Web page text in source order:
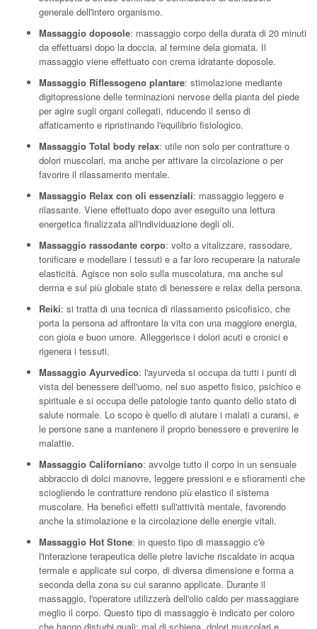
generale dell'intero organismo.
Massaggio doposole: massaggio corpo della durata di 20 minuti
da effettuarsi dopo la doccia, al termine dela giornata. Il
massaggio viene effettuato con crema idratante doposole.
Massaggio Riflessogeno plantare: stimolazione mediante
digitopressione delle terminazioni nervose della pianta del piede
per agire sugli organi collegati, riducendo il senso di
affaticamento e ripristinando l'equilibrio fisiologico.
Massaggio Total body relax: utile non solo per contratture o
dolori muscolari, ma anche per attivare la circolazione o per
favorire il rilassamento mentale.
Massaggio Relax con oli essenziali: massaggio leggero e
rilassante. Viene effettuato dopo aver eseguito una lettura
energetica finalizzata all'individuazione degli oli.
Massaggio rassodante corpo: volto a vitalizzare, rassodare,
tonificare e modellare i tessuti e a far loro recuperare la naturale
elasticità. Agisce non solo sulla muscolatura, ma anche sul
derma e sul più globale stato di benessere e relax della persona.
Reiki: si tratta di una tecnica di rilassamento psicofisico, che
porta la persona ad affrontare la vita con una maggiore energia,
con gioia e buon umore. Alleggerisce i dolori acuti e cronici e
rigenera i tessuti.
Massaggio Ayurvedico: l'ayurveda si occupa da tutti i punti di
vista del benessere dell'uomo, nel suo aspetto fisico, psichico e
spirituale e si occupa delle patologie tanto quanto dello stato di
salute normale. Lo scopo è quello di aiutare i malati a curarsi, e
le persone sane a mantenere il proprio benessere e prevenire le
malattie.
Massaggio Californiano: avvolge tutto il corpo in un sensuale
abbraccio di dolci manovre, leggere pressioni e e sfioramenti che
sciogliendo le contratture rendono più elastico il sistema
muscolare. Ha benefici effetti sull'attività mentale, favorendo
anche la stimolazione e la circolazione delle energie vitali.
Massaggio Hot Stone: in questo tipo di massaggio c'è
l'interazione terapeutica delle pietre laviche riscaldate in acqua
termale e applicate sul corpo, di diversa dimensione e forma a
seconda della zona su cui saranno applicate. Durante il
massaggio, l'operatore utilizzerà dell'olio caldo per massaggiare
meglio il corpo. Questo tipo di massaggio è indicato per coloro